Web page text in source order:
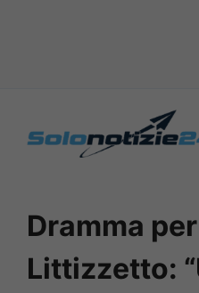
Dramma
Littizzetto: